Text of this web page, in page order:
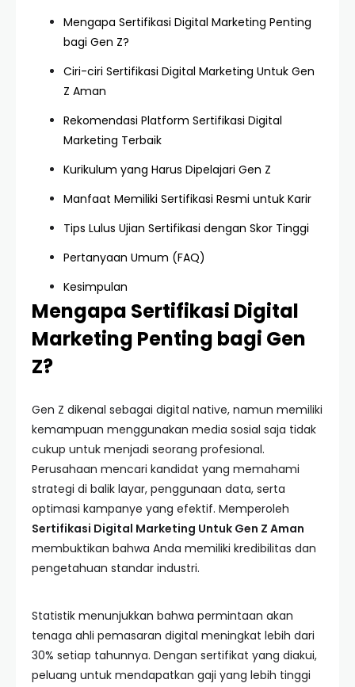
Mengapa Sertifikasi Digital Marketing Penting
bagi Gen Z?
Ciri-ciri Sertifikasi Digital Marketing Untuk Gen
Z Aman
Rekomendasi Platform Sertifikasi Digital
Marketing Terbaik
Kurikulum yang Harus Dipelajari Gen Z
Manfaat Memiliki Sertifikasi Resmi untuk Karir
Tips Lulus Ujian Sertifikasi dengan Skor Tinggi
Pertanyaan Umum (FAQ)
Kesimpulan
Mengapa Sertifikasi Digital
Marketing Penting bagi Gen
Z?
Gen Z dikenal sebagai digital native, namun memiliki
kemampuan menggunakan media sosial saja tidak
cukup untuk menjadi seorang profesional.
Perusahaan mencari kandidat yang memahami
strategi di balik layar, penggunaan data, serta
optimasi kampanye yang efektif. Memperoleh
Sertifikasi Digital Marketing Untuk Gen Z Aman
membuktikan bahwa Anda memiliki kredibilitas dan
pengetahuan standar industri.
Statistik menunjukkan bahwa permintaan akan
tenaga ahli pemasaran digital meningkat lebih dari
30% setiap tahunnya. Dengan sertifikat yang diakui,
peluang untuk mendapatkan gaji yang lebih tinggi